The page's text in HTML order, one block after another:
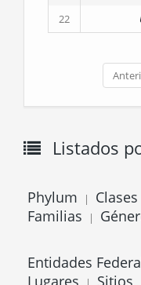
22
Listados
Phylum | Clases
Familias |
Entidades
Lugares Sitios